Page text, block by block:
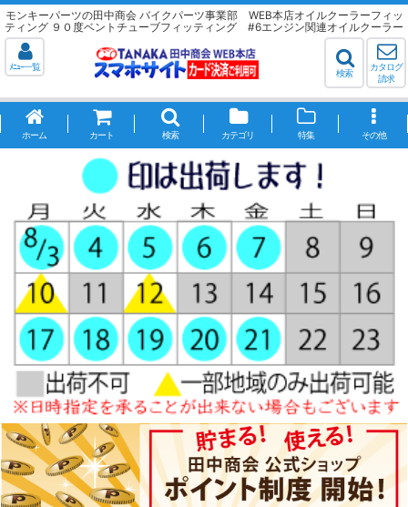
モンキーパーツの田中商会 バイクパーツ事業部 WEB本店オイルクーラーフィッ
ティング ９０度ベントチューブフィッティング #6エンジン関連オイルクーラー
ﾒﾆｭｰ一覧
検索
カタログ
請求
ホーム カート 検索 カテゴリ 特集 その他